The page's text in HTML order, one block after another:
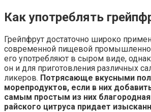
Как употреблять
Грейпфрут достаточно широко
современной пищевой
его употребляют в сыром виде,
он и для приготовления различных
ликеров. Потрясающе вкусными
морепродуктов, если в них
самым простым из них благородная
райского цитруса придает